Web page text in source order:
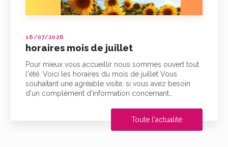
16/07/2026
horaires mois de juillet
Pour mieux vous accueillir nous sommes ouvert tout
l'été. Voici les horaires du mois de juillet Vous
souhaitant une agréable visite, si vous avez besoin
d'un complément d'information concernant…
Toute l'actualité